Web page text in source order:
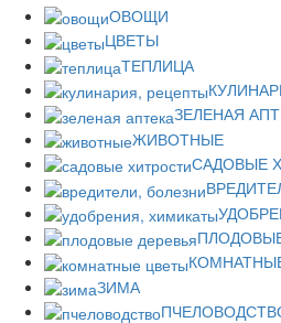
ОВОЩИ
ЦВЕТЫ
ТЕПЛИЦА
ЗЕЛЕНАЯ
ЖИВОТНЫЕ
САДОВЫЕ
ЗИМА